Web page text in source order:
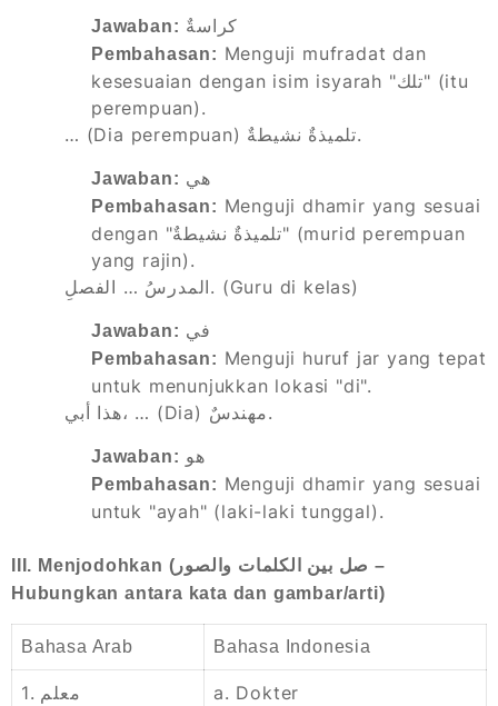
Jawaban: كراسةٌ
Pembahasan: Menguji mufradat dan
kesesuaian dengan isim isyarah "تلك" (itu
perempuan).
… (Dia perempuan) تلميذةٌ نشيطةٌ.
Jawaban: هي
Pembahasan: Menguji dhamir yang sesuai
dengan "تلميذةٌ نشيطةٌ" (murid perempuan
yang rajin).
المدرسُ … الفصلِ. (Guru di kelas)
Jawaban: في
Pembahasan: Menguji huruf jar yang tepat
untuk menunjukkan lokasi "di".
هذا أبي، … (Dia) مهندسٌ.
Jawaban: هو
Pembahasan: Menguji dhamir yang sesuai
untuk "ayah" (laki-laki tunggal).
III. Menjodohkan (صل بين الكلمات والصور –
Hubungkan antara kata dan gambar/arti)
Bahasa Arab Bahasa Indonesia
1. معلم a. Dokter